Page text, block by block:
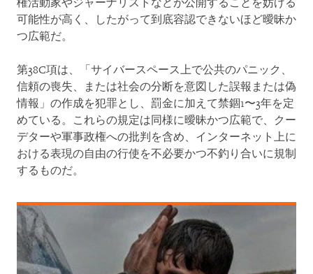
権活動家やジャーナリストなどが公開することを妨げる
可能性が高く、したがって到底容認できないほど曖昧か
つ広範だ。
第38C項は、「サイバースペース上で公共のパニック、
信頼の喪失、または社会の分断を意図した誤報または偽
情報」の作成を犯罪とし、罰金に加えて禁錮1〜3年を定
めている。これらの規定は同様に曖昧かつ広範で、クー
デターや軍事政権への批判を含め、インターネット上に
おける表現の自由の行使を不必要かつ不釣り合いに規制
するものだ。